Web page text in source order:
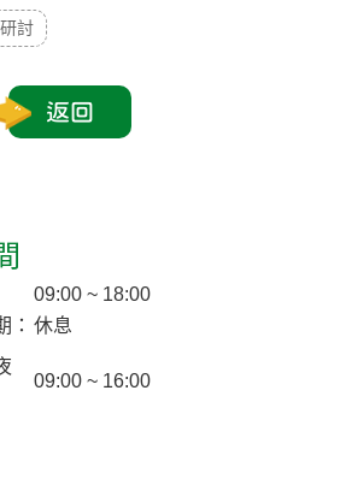
討
返回
09:00 ~ 18:00
： 休息
09:00 ~ 16:00